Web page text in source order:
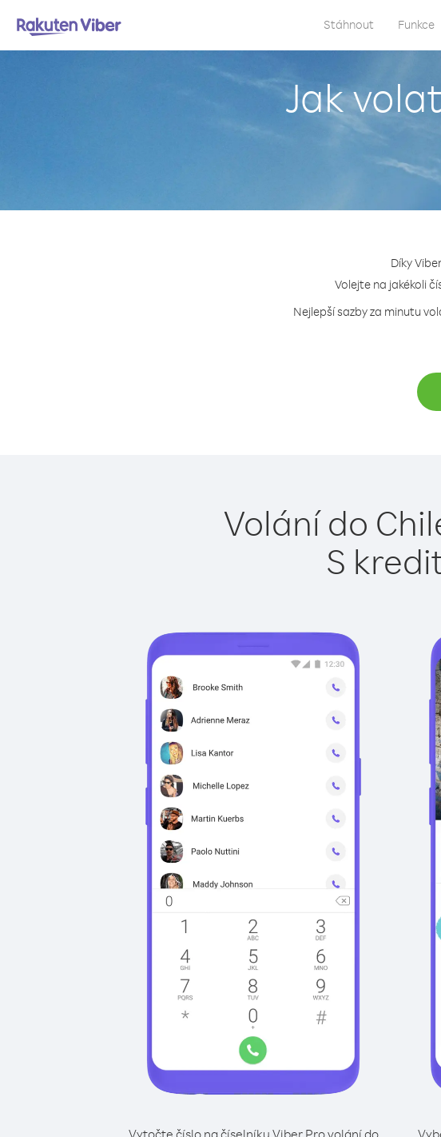
Stáhnout Funkce
Jak
Díky
Volejte na jakékoli
Nejlepší sazby za minutu
Volání do
S
Vytočte číslo na číselníku Viber.Pro volání do